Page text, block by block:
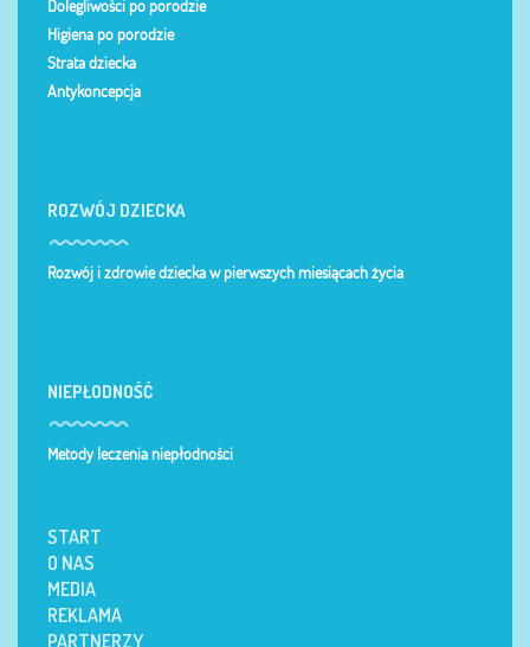
Dolegliwości po porodzie
Higiena po porodzie
Strata dziecka
Antykoncepcja
ROZWÓJ DZIECKA
Rozwój i zdrowie dziecka w pierwszych miesiącach życia
NIEPŁODNOŚĆ
Metody leczenia niepłodności
START
O NAS
MEDIA
REKLAMA
PARTNERZY